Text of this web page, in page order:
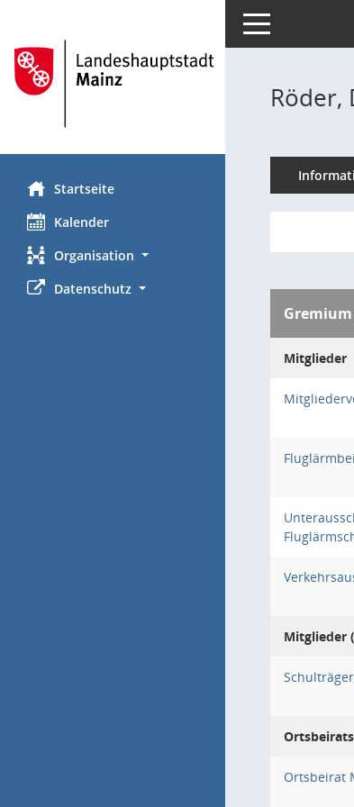
Startseite
Kalender
Organisation
Datenschutz
Toggle navigation
Röder,
Gremium
Mitglieder
Mitglieder
Ortsbeirat